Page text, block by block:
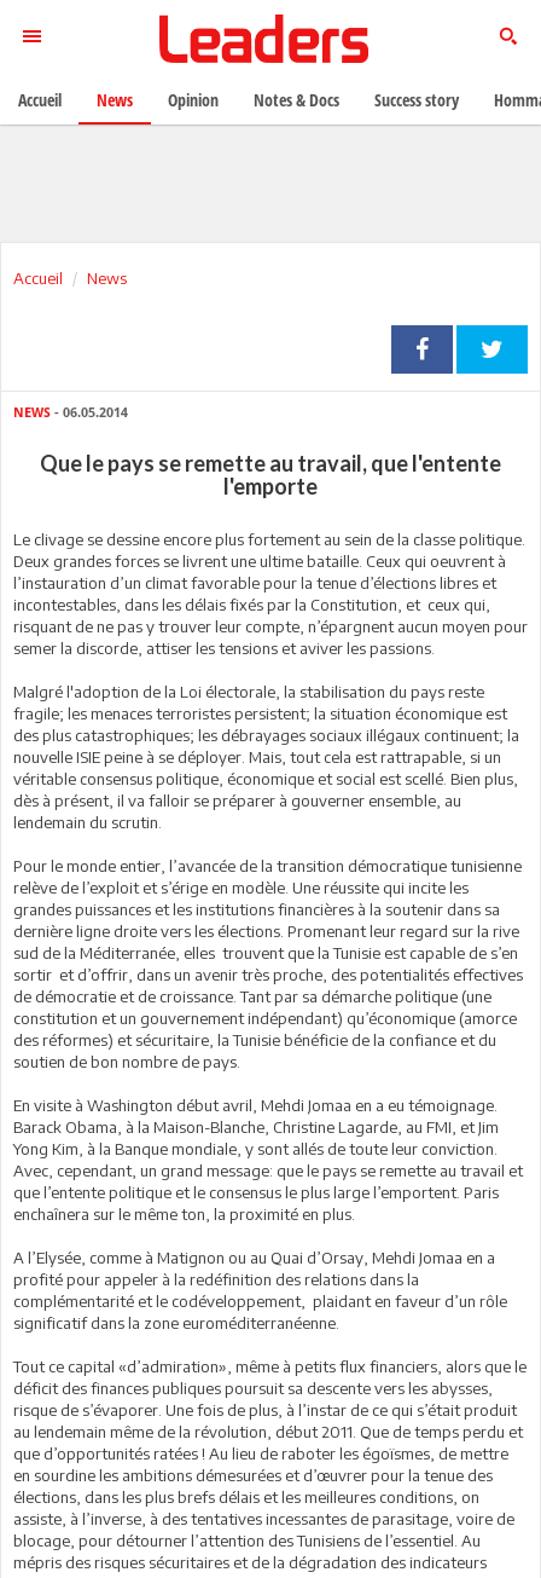
Accueil News
NEWS - 06.05.2014
Que le pays se remette au travail, que l'entente
l'emporte
Le clivage se dessine encore plus fortement au sein de la classe politique.
Deux grandes forces se livrent une ultime bataille. Ceux qui oeuvrent à
l’instauration d’un climat favorable pour la tenue d’élections libres et
incontestables, dans les délais fixés par la Constitution, et ceux qui,
risquant de ne pas y trouver leur compte, n’épargnent aucun moyen pour
semer la discorde, attiser les tensions et aviver les passions.
Malgré l'adoption de la Loi électorale, la stabilisation du pays reste
fragile; les menaces terroristes persistent; la situation économique est
des plus catastrophiques; les débrayages sociaux illégaux continuent; la
nouvelle ISIE peine à se déployer. Mais, tout cela est rattrapable, si un
véritable consensus politique, économique et social est scellé. Bien plus,
dès à présent, il va falloir se préparer à gouverner ensemble, au
lendemain du scrutin.
Pour le monde entier, l’avancée de la transition démocratique tunisienne
relève de l’exploit et s’érige en modèle. Une réussite qui incite les
grandes puissances et les institutions financières à la soutenir dans sa
dernière ligne droite vers les élections. Promenant leur regard sur la rive
sud de la Méditerranée, elles trouvent que la Tunisie est capable de s’en
sortir et d’offrir, dans un avenir très proche, des potentialités effectives
de démocratie et de croissance. Tant par sa démarche politique (une
constitution et un gouvernement indépendant) qu’économique (amorce
des réformes) et sécuritaire, la Tunisie bénéficie de la confiance et du
soutien de bon nombre de pays.
En visite à Washington début avril, Mehdi Jomaa en a eu témoignage.
Barack Obama, à la Maison-Blanche, Christine Lagarde, au FMI, et Jim
Yong Kim, à la Banque mondiale, y sont allés de toute leur conviction.
Avec, cependant, un grand message: que le pays se remette au travail et
que l’entente politique et le consensus le plus large l’emportent. Paris
enchaînera sur le même ton, la proximité en plus.
A l’Elysée, comme à Matignon ou au Quai d’Orsay, Mehdi Jomaa en a
profité pour appeler à la redéfinition des relations dans la
complémentarité et le codéveloppement, plaidant en faveur d’un rôle
significatif dans la zone euroméditerranéenne.
Tout ce capital «d’admiration», même à petits flux financiers, alors que le
déficit des finances publiques poursuit sa descente vers les abysses,
risque de s’évaporer. Une fois de plus, à l’instar de ce qui s’était produit
au lendemain même de la révolution, début 2011. Que de temps perdu et
que d’opportunités ratées ! Au lieu de raboter les égoïsmes, de mettre
en sourdine les ambitions démesurées et d’œuvrer pour la tenue des
élections, dans les plus brefs délais et les meilleures conditions, on
assiste, à l’inverse, à des tentatives incessantes de parasitage, voire de
blocage, pour détourner l’attention des Tunisiens de l’essentiel. Au
mépris des risques sécuritaires et de la dégradation des indicateurs
Accueil News Opinion Notes & Docs Success story